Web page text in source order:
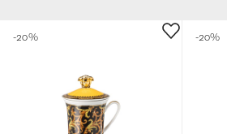
-20% -20%